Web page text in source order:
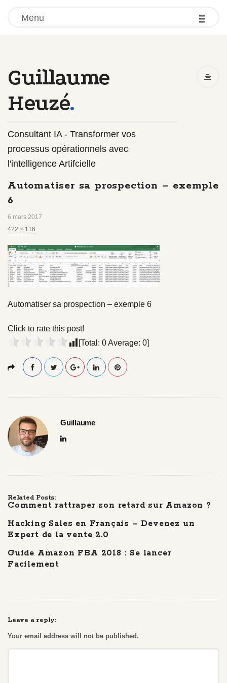
Menu -
-
-
Guillaume
Heuzé.
Consultant IA - Transformer vos
processus opérationnels avec
l'intelligence Artifcielle
Automatiser sa prospection – exemple
6
6 mars 2017
F
l
s
i
z
422 × 116
Automatiser sa prospection – exemple 6
Click to rate this post!
[Total: 0Average: 0]
Guillaume
Related Posts:
Comment rattraper son retard sur Amazon ?
Hacking Sales en Français – Devenez un
Expert de la vente 2.0
Guide Amazon FBA 2018 : Se lancer
Facilement
Leave a reply:
Your email address will not be published.